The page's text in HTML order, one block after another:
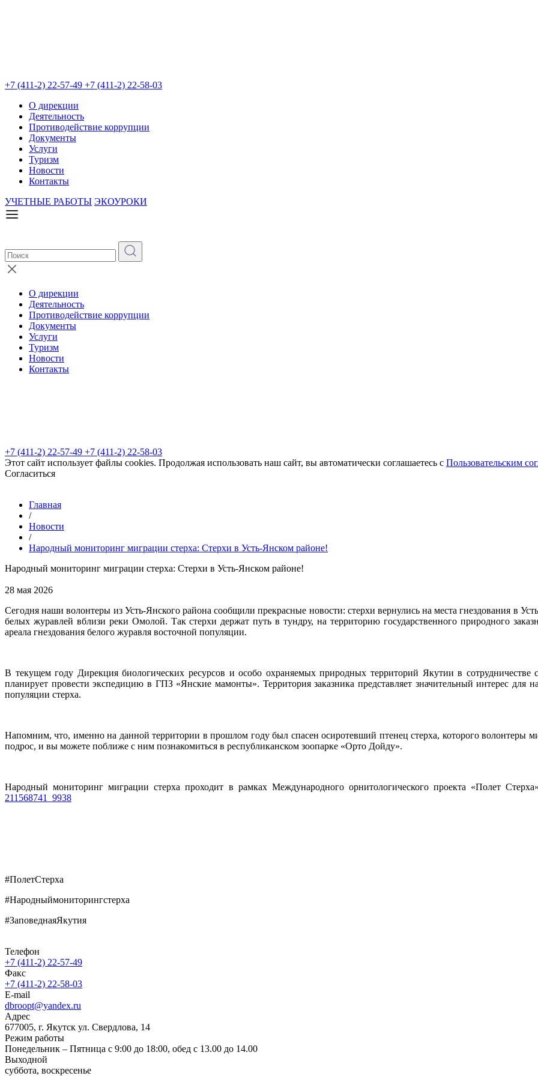
+7 (411-2) 22-57-49 +7 (411-2) 22-58-03
О дирекции
Деятельность
Противодействие коррупции
Документы
Услуги
Туризм
Новости
Контакты
УЧЕТНЫЕ РАБОТЫ ЭКОУРОКИ
О дирекции
Деятельность
Противодействие коррупции
Документы
Услуги
Туризм
Новости
Контакты
+7 (411-2) 22-57-49 +7 (411-2) 22-58-03
Этот сайт использует файлы cookies. Продолжая использовать наш сайт, вы автоматически соглашаетесь с Пользовательским
Согласиться
Главная
/
Новости
/
Народный мониторинг миграции стерха: Стерхи в Усть-Янском районе!
Народный мониторинг миграции стерха: Стерхи в Усть-Янском районе!
28 мая 2026
Сегодня наши волонтеры из Усть-Янского района сообщили прекрасные новости: стерхи вернулись на места гнездования в
белых журавлей вблизи реки Омолой. Так стерхи держат путь в тундру, на территорию государственного природного
ареала гнездования белого журавля восточной популяции.
В текущем году Дирекция биологических ресурсов и особо охраняемых природных территорий Якутии в
планирует провести экспедицию в ГПЗ «Янские мамонты». Территория заказника представляет значительный интерес для
популяции стерха.
Напомним, что, именно на данной территории в прошлом году был спасен осиротевший птенец стерха, которого волонтеры
подрос, и вы можете поближе с ним познакомиться в республиканском зоопарке «Орто Дойду».
Народный мониторинг миграции стерха проходит в рамках Международного орнитологического проекта «Полет
211568741_9938
#ПолетСтерха
#Народныймониторингстерха
#ЗаповеднаяЯкутия
Телефон
+7 (411-2) 22-57-49
Факс
+7 (411-2) 22-58-03
E-mail
dbroopt@yandex.ru
Адрес
677005, г. Якутск ул. Свердлова, 14
Режим работы
Понедельник – Пятница с 9:00 до 18:00, обед с 13.00 до 14.00
Выходной
суббота, воскресенье